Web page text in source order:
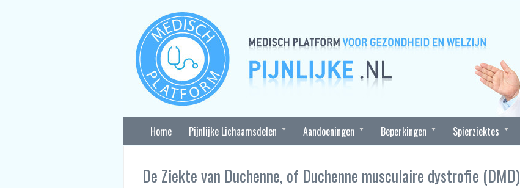
Home Pijnlijke Lichaamsdelen Aandoeningen Beperkingen Spierziektes
De Ziekte van Duchenne, of Duchenne musculaire dystrofie (DMD)